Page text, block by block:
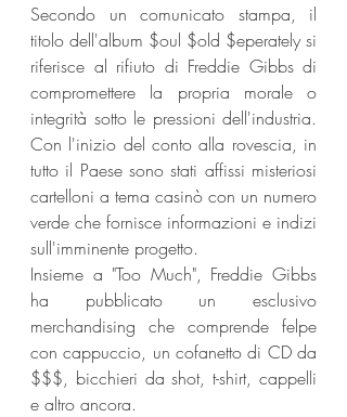
Secondo un comunicato stampa, il
titolo dell'album $oul $old $eperately si
riferisce al rifiuto di Freddie Gibbs di
compromettere la propria morale o
integrità sotto le pressioni dell'industria.
Con l'inizio del conto alla rovescia, in
tutto il Paese sono stati affissi misteriosi
cartelloni a tema casinò con un numero
verde che fornisce informazioni e indizi
sull'imminente progetto.
Insieme a "Too Much", Freddie Gibbs
ha pubblicato un esclusivo
merchandising che comprende felpe
con cappuccio, un cofanetto di CD da
$$$, bicchieri da shot, t-shirt, cappelli
e altro ancora.